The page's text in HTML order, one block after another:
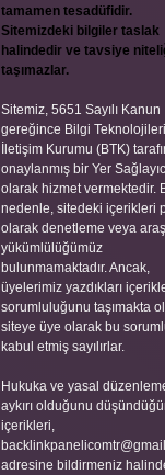
tamamen tesadüfidir.
Sitemizdeki bilgiler taslak
halindedir ve tavsiye
taşımazlar.
Sitemiz, 5651 Sayılı Kanun
gereğince Bilgi
İletişim Kurumu (BTK)
onaylanmış bir Yer
olarak hizmet vermektedir.
nedenle, sitedeki içerikleri
olarak denetleme veya
yükümlülüğümüz
bulunmamaktadır. Ancak,
üyelerimiz yazdıkları
sorumluluğunu taşımakta
siteye üye olarak bu
kabul etmiş sayılırlar.
Hukuka ve yasal
aykırı olduğunu
içerikleri,
adresine bildirmeniz